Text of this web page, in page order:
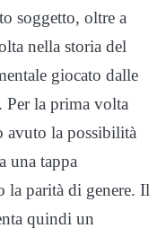
soggetto, oltre a
nella storia del
giocato dalle
Per la prima volta
avuto la possibilità
una tappa
la parità di genere. Il
quindi un